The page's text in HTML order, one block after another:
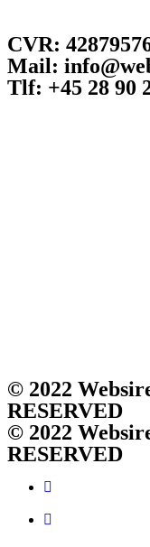
CVR:
Mail:
Tlf: +45 28 90
© 2022
RESERVED
© 2022
RESERVED